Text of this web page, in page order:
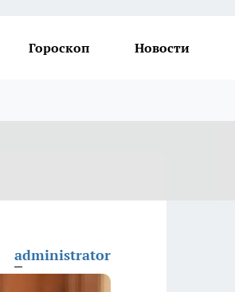
Гороскоп Новости
administrator